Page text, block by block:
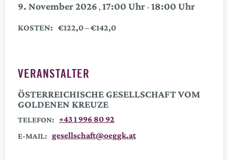
9. November 2026 , 17:00 - 18:00
KOSTEN: €122,0 – €142,0
VERANSTALTER
ÖSTERREICHISCHE GESELLSCHAFT VOM
GOLDENEN KREUZE
TELEFON: +43 1 996 80 92
E-MAIL: gesellschaft@oeggk.at